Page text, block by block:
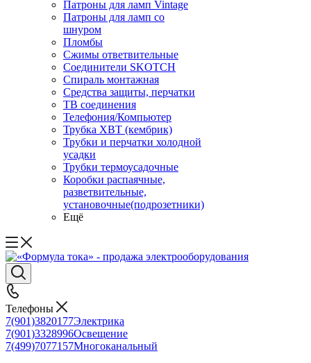
Патроны для ламп Vintage
Патроны для ламп со
шнуром
Пломбы
Сжимы ответвительные
Соединители SKOTCH
Спираль монтажная
Средства защиты, перчатки
ТВ соединения
Телефония/Компьютер
Трубка ХВТ (кембрик)
Трубки и перчатки холодной
усадки
Трубки термоусадочные
Коробки распаячные,
разветвительные,
установочные(подрозетники)
Ещё
Телефоны
7(901)3820177Электрика
7(901)3328996Освещение
7(499)7077157Многоканальный